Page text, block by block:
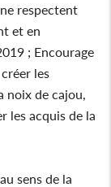
respectent
et en
; Encourage
les
de cajou,
les acquis de la
sens de la